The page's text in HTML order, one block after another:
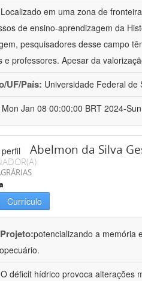
Localizado em uma zona de
de ensino-aprendizagem da
pesquisadores desse campo
e professores. Apesar da
UF/País: Universidade Federal de
Mon Jan 08 00:00:00 BRT 2024-
Abelmon da Silva
Currículo
potencializando a memória
O déficit hídrico provoca alterações